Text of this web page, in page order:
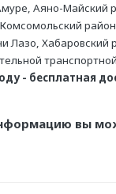
Аяно-Майский
Лазо, Хабаровский
- бесплатная
вы